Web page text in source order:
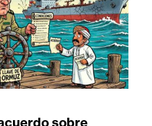
sobre